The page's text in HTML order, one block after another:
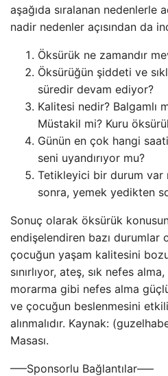
aşağıda sıralanan nedenlerle
nadir nedenler açısından da
Öksürük ne zamandır
Öksürüğün şiddeti ve
süredir devam ediyor?
Kalitesi nedir? Balgamlı
Müstakil mi? Kuru
Günün en çok hangi
seni uyandırıyor mu?
Tetikleyici bir durum var
sonra, yemek yedikten
Sonuç olarak öksürük
endişelendiren bazı durumlar
çocuğun yaşam kalitesini
sınırlıyor, ateş, sık nefes alma,
morarma gibi nefes alma
ve çocuğun beslenmesini
alınmalıdır. Kaynak:
Masası.
—–Sponsorlu Bağlantılar—–